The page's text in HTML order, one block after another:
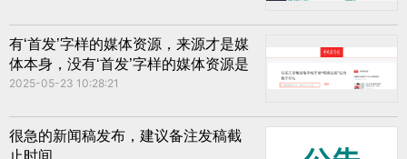
有‘首发’字样的媒体资源，来源才是媒
体本身，没有‘首发’字样的媒体资源是
转发新闻
2025-05-23 10:28:21
很急的新闻稿发布，建议备注发稿截
止时间